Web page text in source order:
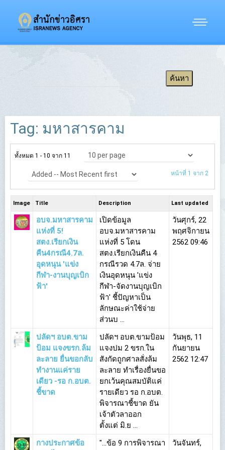
Tag: มหาสารคาม
ทั้งหมด 1 - 10 จาก 11
หน้าที่ 1 จาก 2
Image Title Description Last updated
อบจ.มหาสารคาม
แห่งที่ 5!
สตง.เรียกเงิน
คืน4กรณี4.7ล.
อุดหนุน 'แข่ง
กีฬา-งานบุญเบิก
ฟ้า'
เปิดข้อมูล
อบจ.มหาสารคาม
แห่งที่ 5 โดน
สตง.เรียกเงินคืน 4
กรณีรวด 4.7ล. จ่าย
เงินอุดหนุน 'แข่ง
กีฬา-จัดงานบุญเบิก
ฟ้า' ชี้ปัญหาเป็น
ลักษณะค่าใช้จ่าย
ส่วนบ ...
วันศุกร์, 22
พฤศจิกายน
2562 09:46
ปลัดฯ อบต.ขาม
ป้อม แจงขรก.ล้ม
ละลาย ยื่นขอกลับ
ทำงานแค่ราย
เดียว -รอ ก.อบต.
ชี้ขาด
ปลัดฯ อบต.ขามป้อม
แจงปม 2 ขรก.ใน
สังกัดถูกศาลสั่งล้ม
ละลาย ทำเรื่องยื่นขอ
ยกเว้นคุณสมบัติแค่
รายเดียว รอ ก.อบต.
พิจารณาชี้ขาด ยัน
เจ้าตัวลาออก
ตั้งแต่ มิ.ย ...
วันพุธ, 11
กันยายน
2562 12:47
กางประกาศข้อ
"...ข้อ 9 การพิจารณา
วันจันทร์,